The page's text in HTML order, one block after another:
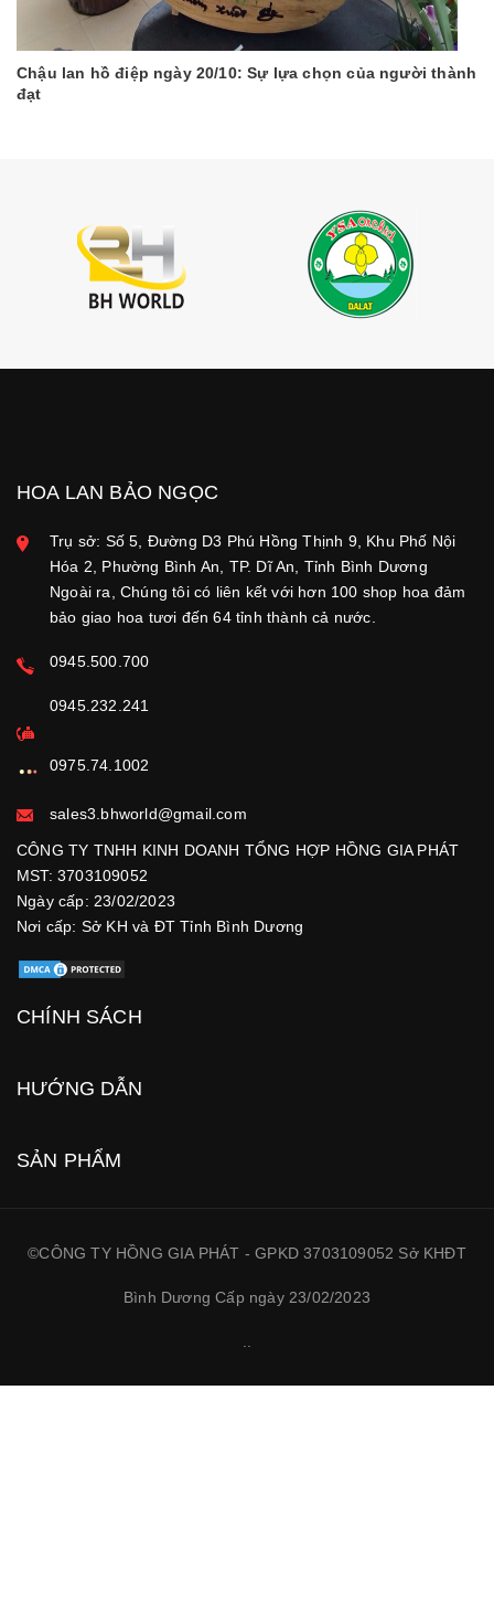
Chậu lan hồ điệp ngày 20/10: Sự lựa chọn của người thành
đạt
HOA LAN BẢO NGỌC
Trụ sở: Số 5, Đường D3 Phú Hồng Thịnh 9, Khu Phố Nội
Hóa 2, Phường Bình An, TP. Dĩ An, Tỉnh Bình Dương
Ngoài ra, Chúng tôi có liên kết với hơn 100 shop hoa đảm
bảo giao hoa tươi đến 64 tỉnh thành cả nước.
0945.500.700
0945.232.241
0975.74.1002
sales3.bhworld@gmail.com
CÔNG TY TNHH KINH DOANH TỔNG HỢP HỒNG GIA PHÁT
MST: 3703109052
Ngày cấp: 23/02/2023
Nơi cấp: Sở KH và ĐT Tỉnh Bình Dương
CHÍNH SÁCH
HƯỚNG DẪN
SẢN PHẨM
©CÔNG TY HỒNG GIA PHÁT - GPKD 3703109052 Sở KHĐT
Bình Dương Cấp ngày 23/02/2023